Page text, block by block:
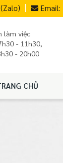
Email:
làm việc
- 11h30,
- 20h00
CHỦ